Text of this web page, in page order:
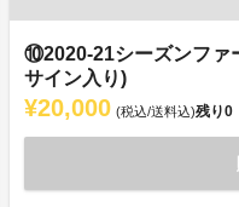
⑩2020-21シーズンファ
サイン入り)
¥20,000 (税込/送料込)残り0